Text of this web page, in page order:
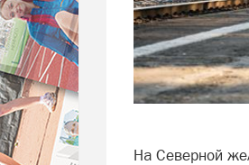
На Северной